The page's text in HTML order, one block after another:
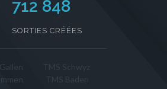
712 848
SORTIES CRÉÉES
TMS Schwyz
TMS Baden